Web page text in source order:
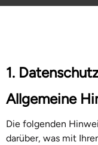
1.
Allgemeine
Die folgenden
darüber, was mit